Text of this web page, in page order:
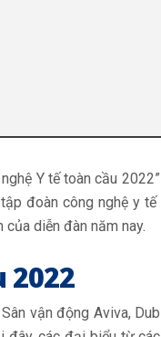
Y tế toàn cầu
đoàn công nghệ y
diễn đàn năm nay.
2022
vận động Aviva,